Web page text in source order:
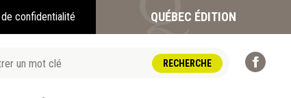
confidentialité QUÉBEC ÉDITION